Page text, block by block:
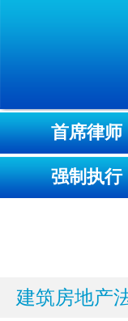
首席律师
强制执行
建筑房地产